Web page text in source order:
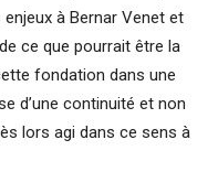
à Bernar Venet et
ce que pourrait être la
fondation dans une
d’une continuité et non
lors agi dans ce sens à